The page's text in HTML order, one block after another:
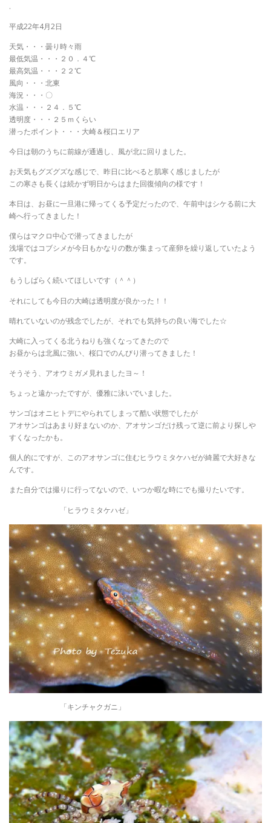
.
平成22年4月2日
天気・・・曇り時々雨
最低気温・・・２０．４℃
最高気温・・・２２℃
風向・・・北東
海況・・・〇
水温・・・２４．５℃
透明度・・・２５ｍくらい
潜ったポイント・・・大崎＆桜口エリア
今日は朝のうちに前線が通過し、風が北に回りました。
お天気もグズグズな感じで、昨日に比べると肌寒く感じましたが
この寒さも長くは続かず明日からはまた回復傾向の様です！
本日は、お昼に一旦港に帰ってくる予定だったので、午前中はシケる前に大
崎へ行ってきました！
僕らはマクロ中心で潜ってきましたが
浅場ではコブシメが今日もかなりの数が集まって産卵を繰り返していたよう
です。
もうしばらく続いてほしいです（＾＾）
それにしても今日の大崎は透明度が良かった！！
晴れていないのが残念でしたが、それでも気持ちの良い海でした☆
大崎に入ってくる北うねりも強くなってきたので
お昼からは北風に強い、桜口でのんびり潜ってきました！
そうそう、アオウミガメ見れましたヨ～！
ちょっと遠かったですが、優雅に泳いでいました。
サンゴはオニヒトデにやられてしまって酷い状態でしたが
アオサンゴはあまり好まないのか、アオサンゴだけ残って逆に前より探しや
すくなったかも。
個人的にですが、このアオサンゴに住むヒラウミタケハゼが綺麗で大好きな
んです。
また自分では撮りに行ってないので、いつか暇な時にでも撮りたいです。
「ヒラウミタケハゼ」
「キンチャクガニ」